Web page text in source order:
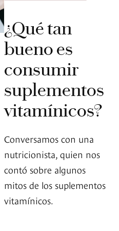
¿Qué tan
bueno es
consumir
suplementos
vitamínicos?
Conversamos con una
nutricionista, quien nos
contó sobre algunos
mitos de los suplementos
vitamínicos.